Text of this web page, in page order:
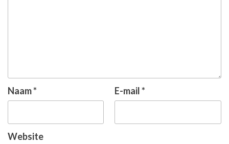
Naam* E-mail*
Website